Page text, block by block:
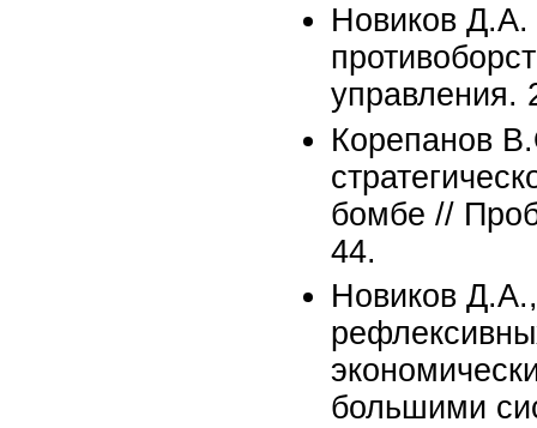
Новиков
Корепанов
бомбе //
44.
Новиков
большими